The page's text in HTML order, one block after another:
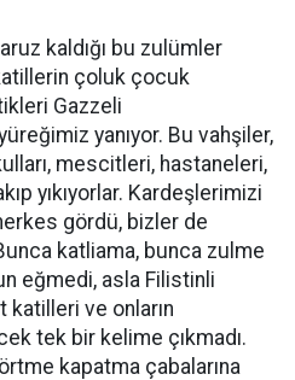
kaldığı bu zulümler
çoluk çocuk
Gazzeli
yanıyor. Bu vahşiler,
mescitleri, hastaneleri,
yıkıyorlar. Kardeşlerimizi
gördü, bizler de
katliama, bunca zulme
eğmedi, asla Filistinli
katilleri ve onların
tek bir kelime çıkmadı.
kapatma çabalarına